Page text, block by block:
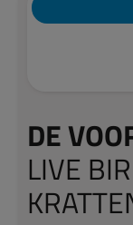
DE
LIVE